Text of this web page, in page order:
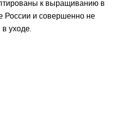
к выращиванию в
России и совершенно не
уходе.